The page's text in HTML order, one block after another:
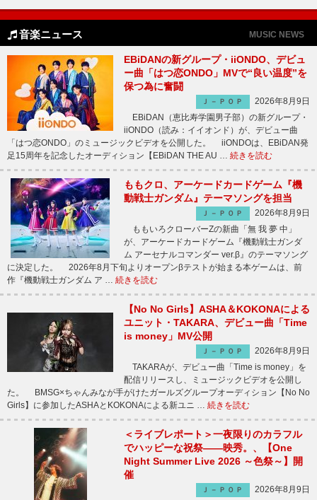
音楽ニュース MUSIC NEWS
EBiDANの新グループ・iiONDO、デビュ
ー曲「はつ恋ONDO」MVで“良い温度”を
保つ為に奮闘
Ｊ－ＰＯＰ
2026年8月9日
EBiDAN（恵比寿学園男子部）の新グループ・
iiONDO（読み：イイオンド）が、デビュー曲
「はつ恋ONDO」のミュージックビデオを公開した。 iiONDOは、EBiDAN発
足15周年を記念したオーディション【EBiDAN THE AU … 続きを読む
ももクロ、アーケードカードゲーム『機
動戦士ガンダム』テーマソングを担当
Ｊ－ＰＯＰ
2026年8月9日
ももいろクローバーZの新曲「無 我 夢 中」
が、アーケードカードゲーム『機動戦士ガンダ
ム アーセナルコマンダー ver.β』のテーマソング
に決定した。 2026年8月下旬よりオープンβテストが始まる本ゲームは、前
作『機動戦士ガンダム ア … 続きを読む
【No No Girls】ASHA＆KOKONAによる
ユニット・TAKARA、デビュー曲「Time
is money」MV公開
Ｊ－ＰＯＰ
2026年8月9日
TAKARAが、デビュー曲「Time is money」を
配信リリースし、ミュージックビデオを公開し
た。 BMSG×ちゃんみなが手がけたガールズグループオーディション【No No
Girls】に参加したASHAとKOKONAによる新ユニ … 続きを読む
＜ライブレポート＞一夜限りのカラフル
でハッピーな祝祭――映秀。、【One
Night Summer Live 2026 ～色祭～】開
催
Ｊ－ＰＯＰ
2026年8月9日